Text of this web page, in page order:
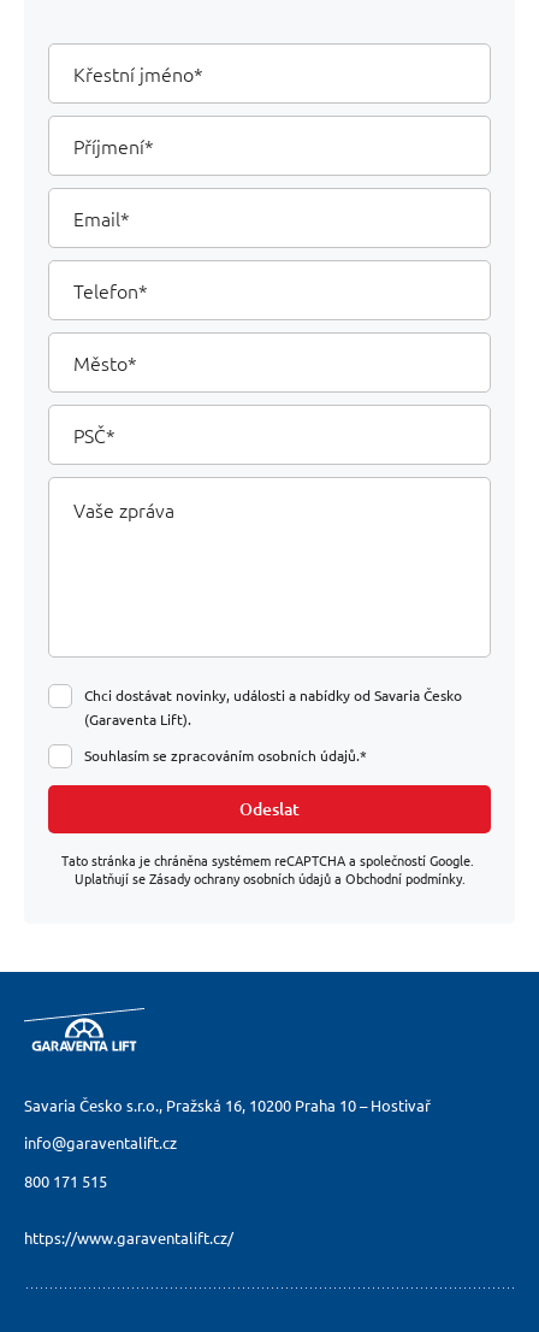
Your
Details
Křestní
jméno
Příjmení
Email
Telefon
Město
PSČ
Vaše
zpráva
Chci dostávat novinky, události a nabídky od Savaria Česko
(Garaventa Lift).
Souhlasím se zpracováním osobních údajů.*
Odeslat
Tato stránka je chráněna systémem reCAPTCHA a společností Google.
Uplatňují se Zásady ochrany osobních údajů a Obchodní podmínky.
Savaria Česko s.r.o., Pražská 16, 10200 Praha 10 – Hostivař
info@garaventalift.cz
800 171 515
https://www.garaventalift.cz/